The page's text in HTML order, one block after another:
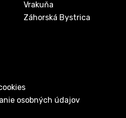
Vrakuňa
Záhorská Bystrica
osobných údajov